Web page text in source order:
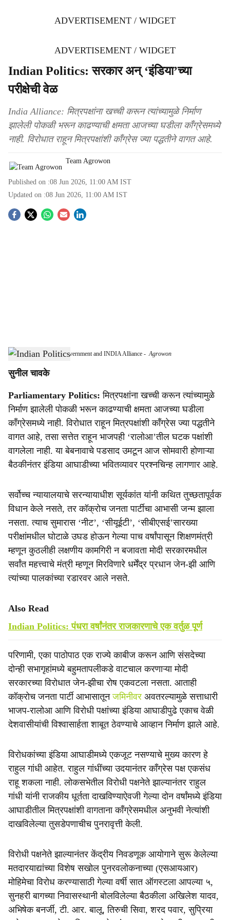
ADVERTISEMENT / WIDGET
ADVERTISEMENT / WIDGET
Indian Politics: सरकार अन् ‘इंडिया’च्या
परीक्षेची वेळ
India Alliance: मित्रपक्षांना खच्ची करून त्यांच्यामुळे निर्माण
झालेली पोकळी भरून काढण्याची क्षमता आजच्या घडीला काँग्रेसमध्ये
नाही. विरोधात राहून मित्रपक्षांशी काँग्रेस ज्या पद्धतीने वागत आहे.
Team Agrowon
Published on :08 Jun 2026, 11:00 AM IST
Updated on :08 Jun 2026, 11:00 AM IST
S
a
r
e
A Crucial Test for the Government and INDIA Alliance -Agrowon
सुनील चावके
Parliamentary Politics: मित्रपक्षांना खच्ची करून त्यांच्यामुळे
निर्माण झालेली पोकळी भरून काढण्याची क्षमता आजच्या घडीला
काँग्रेसमध्ये नाही. विरोधात राहून मित्रपक्षांशी काँग्रेस ज्या पद्धतीने
वागत आहे, तसा सत्तेत राहून भाजपही ‘रालोआ’तील घटक पक्षांशी
वागलेला नाही. या बेबनावाचे पडसाद उमटून आज सोमवारी होणाऱ्या
बैठकीनंतर इंडिया आघाडीच्या भवितव्यावर प्रश्‍नचिन्ह लागणार आहे.
सर्वोच्च न्यायालयाचे सरन्यायाधीश सूर्यकांत यांनी कथित तुच्छतापूर्वक
विधान केले नसते, तर कॉक्रोच जनता पार्टीचा आभासी जन्म झाला
नसता. त्याच सुमारास ‘नीट’, ‘सीयूईटी’, ‘सीबीएसई’सारख्या
परीक्षांमधील घोटाळे उघड होऊन गेल्या पाच वर्षांपासून शिक्षणमंत्री
म्हणून कुठलीही लक्षणीय कामगिरी न बजावता मोदी सरकारमधील
सर्वांत महत्त्वाचे मंत्री म्हणून मिरविणारे धर्मेंद्र प्रधान जेन-झी आणि
त्यांच्या पालकांच्या रडारवर आले नसते.
Also Read
Indian Politics: पंधरा वर्षांनंतर राजकारणाचे एक वर्तुळ पूर्ण
परिणामी, एका पाठोपाठ एक राज्ये काबीज करून आणि संसदेच्या
दोन्ही सभागृहांमध्ये बहुमतापलीकडे वाटचाल करणाऱ्या मोदी
सरकारच्या विरोधात जेन-झीचा रोष एकवटला नसता. आताही
कॉक्रोच जनता पार्टी आभासातूनजमिनीवर अवतरल्यामुळे सत्ताधारी
भाजप-रालोआ आणि विरोधी पक्षांच्या इंडिया आघाडीपुढे एकाच वेळी
देशवासीयांची विश्वासार्हता शाबूत ठेवण्याचे आव्हान निर्माण झाले आहे.
विरोधकांच्या इंडिया आघाडीमध्ये एकजूट नसण्याचे मुख्य कारण हे
राहुल गांधी आहेत. राहुल गांधींच्या उदयानंतर काँग्रेस पक्ष एकसंध
राहू शकला नाही. लोकसभेतील विरोधी पक्षनेते झाल्यानंतर राहुल
गांधी यांनी राजकीय धूर्तता दाखविण्याऐवजी गेल्या दोन वर्षांमध्ये इंडिया
आघाडीतील मित्रपक्षांशी वागताना काँग्रेसमधील अनुभवी नेत्यांशी
दाखविलेल्या तुसडेपणाचीच पुनरावृत्ती केली.
विरोधी पक्षनेते झाल्यानंतर केंद्रीय निवडणूक आयोगाने सुरू केलेल्या
मतदारयाद्यांच्या विशेष सखोल पुनरवलोकनाच्या (एसआयआर)
मोहिमेचा विरोध करण्यासाठी गेल्या वर्षी सात ऑगस्टला आपल्या ५,
सुनहरी बागच्या निवासस्थानी बोलविलेल्या बैठकीला अखिलेश यादव,
अभिषेक बनर्जी, टी. आर. बालू, तिरुची सिवा, शरद पवार, सुप्रिया